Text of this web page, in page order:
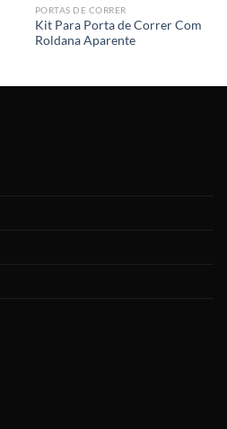
PORTAS DE CORRER
Kit Para Porta de Correr Com
Roldana Aparente